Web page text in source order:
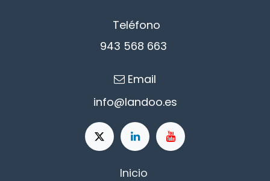
Teléfono
943 568 663
Email
info@lan​d​oo.es
Inicio